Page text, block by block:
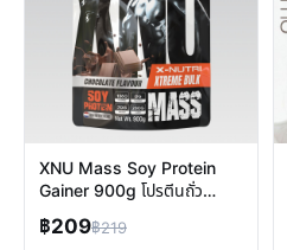
XNU Mass Soy Protein
Gainer 900g โปรตีนถั่ว
เหลือง เพิ่มกล้ามเนื้อ คุ้มค่า
จริงไหม?
฿209฿219